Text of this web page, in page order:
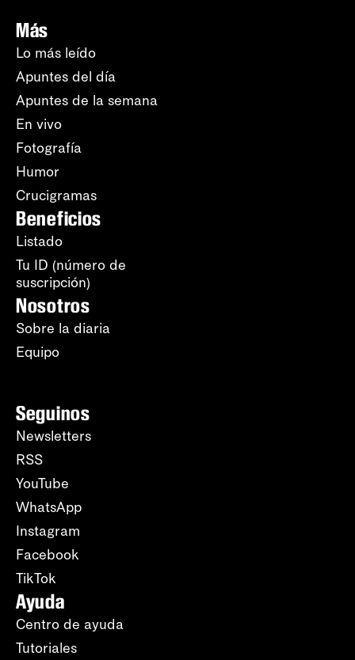
Más
Lo más leído
Apuntes del día
Apuntes de la semana
En vivo
Fotografía
Humor
Crucigramas
Beneficios
Listado
Tu ID (número de
suscripción)
Nosotros
Sobre la diaria
Equipo
Seguinos
Newsletters
RSS
YouTube
WhatsApp
Instagram
Facebook
TikTok
Ayuda
Centro de ayuda
Tutoriales